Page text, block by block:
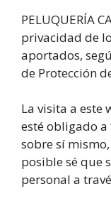
PELUQUERÍA
privacidad de
aportados,
de Protección
La visita a este
esté obligado
sobre sí
posible sé que
personal a